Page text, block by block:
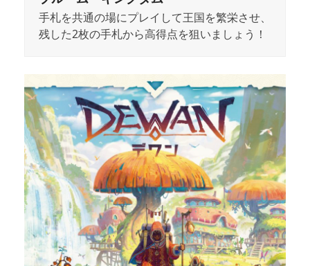
手札を共通の場にプレイして王国を繁栄させ、
残した2枚の手札から高得点を狙いましょう！